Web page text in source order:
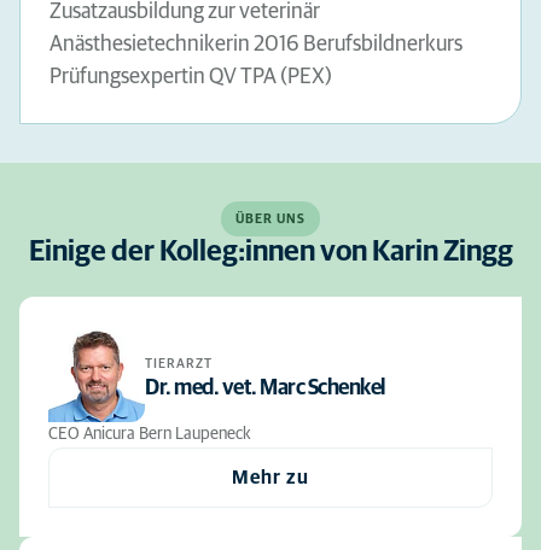
Zusatzausbildung zur veterinär
Anästhesietechnikerin 2016 Berufsbildnerkurs
Prüfungsexpertin QV TPA (PEX)
ÜBER UNS
Einige der Kolleg:innen von Karin Zingg
TIERARZT
Dr. med. vet. Marc Schenkel
CEO Anicura Bern Laupeneck
Mehr zu